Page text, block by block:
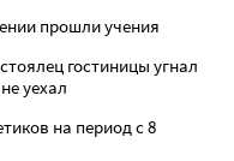
прошли учения
гостиницы угнал
уехал
на период с 8